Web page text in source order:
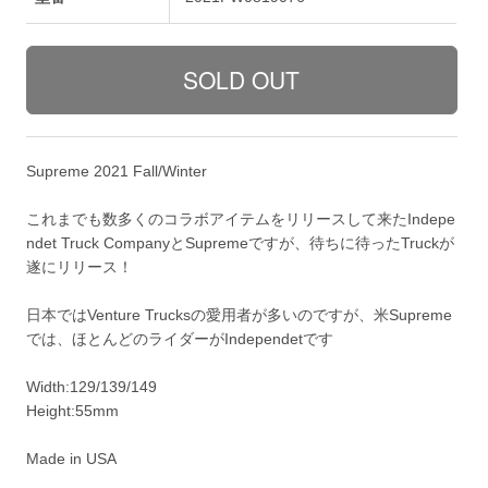
Supreme 2021 Fall/Winter
これまでも数多くのコラボアイテムをリリースして来たIndepe
ndet Truck CompanyとSupremeですが、待ちに待ったTruckが
遂にリリース！
日本ではVenture Trucksの愛用者が多いのですが、米Supreme
では、ほとんどのライダーがIndependetです
Width:129/139/149
Height:55mm
Made in USA